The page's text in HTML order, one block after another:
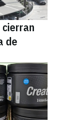
cierran
de